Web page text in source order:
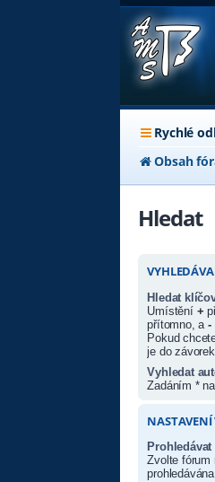
Rychlé
Obsah
Hledat
Hledat
Umístění +
přítomno, a -
Pokud
je do
Vyhledat
Zadáním *
Prohledávat
Zvolte fórum